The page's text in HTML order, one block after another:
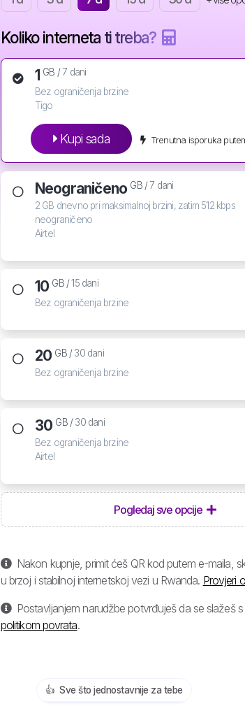
Koliko interneta ti treba?
1 GB /7 dani
Bez ograničenja brzine
Tigo
Kupi sada Trenutna isporuka
Neograničeno GB /7 dani
2 GB dnevno pri maksimalnoj brzini, zatim 512 kbps
neograničeno
Airtel
10 GB /15 dani
Bez ograničenja brzine
20 GB /30 dani
Bez ograničenja brzine
30 GB /30 dani
Bez ograničenja brzine
Airtel
Pogledaj sve opcije
Nakon kupnje, primit ćeš QR kod putem e-maila,
u brzoj i stabilnoj internetskoj vezi u Rwanda. Provjeri
Postavljanjem narudžbe potvrđuješ da se slažeš s
politikom povrata.
👍️ Sve što jednostavnije za tebe